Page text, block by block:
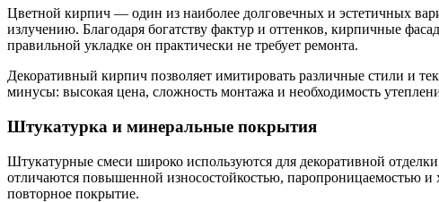
Цветной кирпич — один из наиболее долговечных и эстетичных
излучению. Благодаря богатству фактур и оттенков, кирпичные
правильной укладке он практически не требует ремонта.
Декоративный кирпич позволяет имитировать различные стили и
минусы: высокая цена, сложность монтажа и необходимость
Штукатурка и минеральные покрытия
Штукатурные смеси широко используются для декоративной
отличаются повышенной износостойкостью, паропроницаемостью и
повторное покрытие.